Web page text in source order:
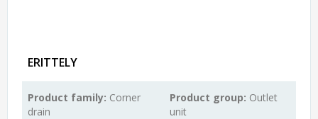
ERITTELY
Product family: Corner
drain
Product group: Outlet
unit